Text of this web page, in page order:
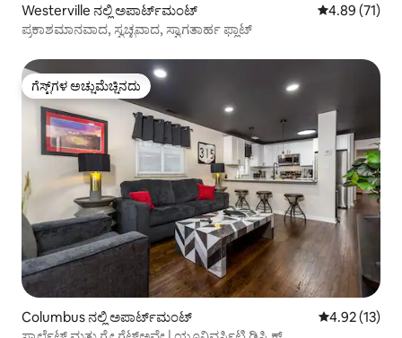
Westerville ನಲ್ಲಿ ಅಪಾರ್ಟ್‌ಮಂಟ್ 5 ರಲ್ಲಿ 4.89
4.89 (71)
ಪ್ರಕಾಶಮಾನವಾದ, ಸ್ವಚ್ಛವಾದ, ಸ್ವಾಗತಾರ್ಹ ಫ್ಲಾಟ್
ಗೆಸ್ಟ್‌ಗಳ ಅಚ್ಚುಮೆಚ್ಚಿನದು
ಗೆಸ್ಟ್‌ಗಳ ಅಚ್ಚುಮೆಚ್ಚಿನದು
Columbus ನಲ್ಲಿ ಅಪಾರ್ಟ್‌ಮಂಟ್ 5 ರಲ್ಲಿ 4.92
4.92 (13)